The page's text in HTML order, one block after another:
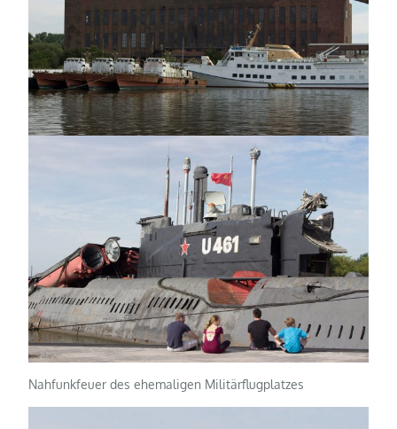
Nahfunkfeuer des ehemaligen Militärflugplatzes